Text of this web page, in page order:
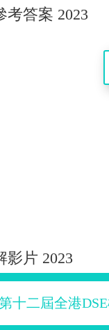
考答案 2023
影片 2023
十二屆全港